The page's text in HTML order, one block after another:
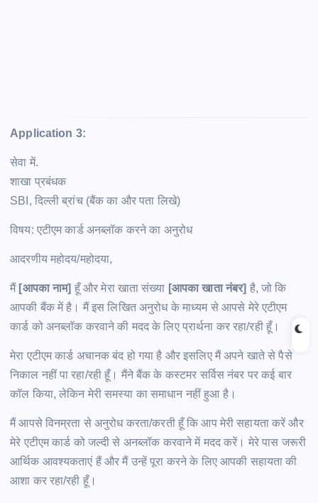
Application 3:
सेवा में.
शाखा प्रबंधक
SBI, दिल्ली ब्रांच (बैंक का और पता लिखे)
विषय: एटीएम कार्ड अनब्लॉक करने का अनुरोध
आदरणीय महोदय/महोदया,
मैं[आपका नाम] हूँ और मेरा खाता संख्या [आपका खाता नंबर] है, जो कि
आपकी बैंक में है। मैं इस लिखित अनुरोध के माध्यम से आपसे मेरे एटीएम
कार्ड को अनब्लॉक करवाने की मदद के लिए प्रार्थना कर रहा/रही हूँ।
मेरा एटीएम कार्ड अचानक बंद हो गया है और इसलिए मैं अपने खाते से पैसे
निकाल नहीं पा रहा/रही हूँ। मैंने बैंक के कस्टमर सर्विस नंबर पर कई बार
कॉल किया, लेकिन मेरी समस्या का समाधान नहीं हुआ है।
मैं आपसे विनम्रता से अनुरोध करता/करती हूँ कि आप मेरी सहायता करें और
मेरे एटीएम कार्ड को जल्दी से अनब्लॉक करवाने में मदद करें। मेरे पास जरूरी
आर्थिक आवश्यकताएं हैं और मैं उन्हें पूरा करने के लिए आपकी सहायता की
आशा कर रहा/रही हूँ।